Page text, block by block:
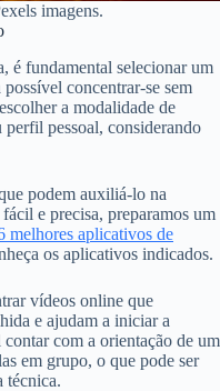
imagens.
é fundamental selecionar um
possível concentrar-se sem
a modalidade de
perfil pessoal, considerando
podem auxiliá-lo na
e precisa, preparamos um
melhores aplicativos de
os aplicativos indicados.
vídeos online que
e ajudam a iniciar a
com a orientação de um
em grupo, o que pode ser
técnica.